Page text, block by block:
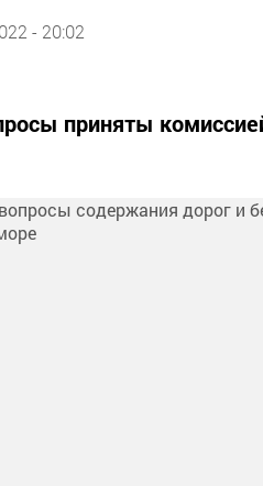
- 20:02
приняты